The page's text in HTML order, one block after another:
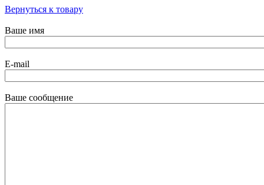
Вернуться к товару
Ваше имя
E-mail
Ваше сообщение